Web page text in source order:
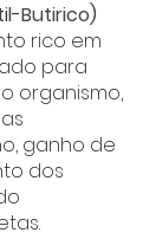
Butirico)
rico em
para
organismo,
ganho de
dos